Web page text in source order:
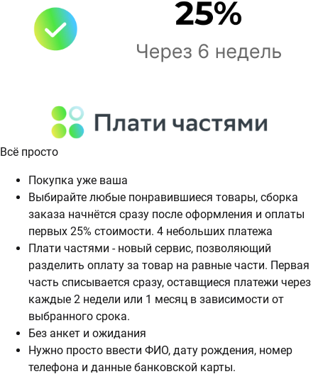
Всё просто
Покупка уже ваша
Выбирайте любые понравившиеся товары, сборка
заказа начнётся сразу после оформления и оплаты
первых 25% стоимости. 4 небольших платежа
Плати частями - новый сервис, позволяющий
разделить оплату за товар на равные части. Первая
часть списывается сразу, оставщиеся платежи через
каждые 2 недели или 1 месяц в зависимости от
выбранного срока.
Без анкет и ожидания
Нужно просто ввести ФИО, дату рождения, номер
телефона и данные банковской карты.